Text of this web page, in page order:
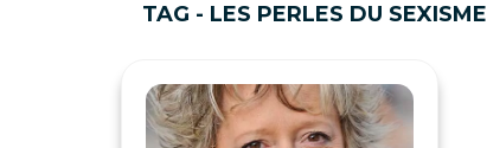
TAG - LES PERLES DU SEXISME